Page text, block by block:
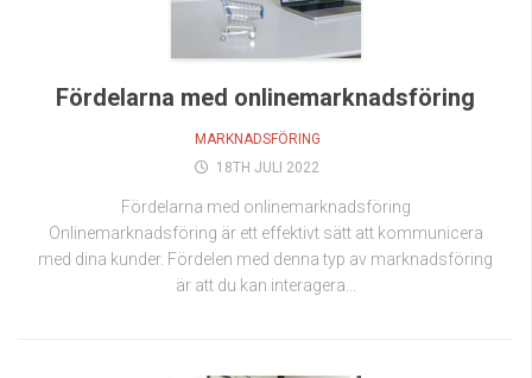
Fördelarna med onlinemarknadsföring
MARKNADSFÖRING
18TH JULI 2022
Fördelarna med onlinemarknadsföring
Onlinemarknadsföring är ett effektivt sätt att kommunicera
med dina kunder. Fördelen med denna typ av marknadsföring
är att du kan interagera...